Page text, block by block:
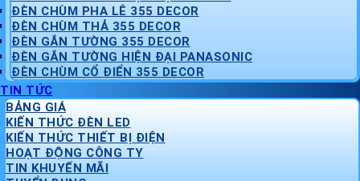
ĐÈN CHÙM PHA LÊ 355 DECOR
ĐÈN CHÙM THẢ 355 DECOR
ĐÈN GẮN TƯỜNG 355 DECOR
ĐÈN GẮN TƯỜNG HIỆN ĐẠI PANASONIC
ĐÈN CHÙM CỔ ĐIỂN 355 DECOR
TIN TỨC
BẢNG GIÁ
KIẾN THỨC ĐÈN LED
KIẾN THỨC THIẾT BỊ ĐIỆN
HOẠT ĐỘNG CÔNG TY
TIN KHUYẾN MÃI